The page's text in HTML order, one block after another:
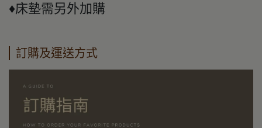
♦床墊需另外加購
訂購及運送方式